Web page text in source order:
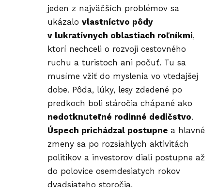
jeden z najväčších problémov sa
ukázalo vlastníctvo pôdy
v lukratívnych oblastiach roľníkmi,
ktorí nechceli o rozvoji cestovného
ruchu a turistoch ani počuť. Tu sa
musíme vžiť do myslenia vo vtedajšej
dobe. Pôda, lúky, lesy zdedené po
predkoch boli stáročia chápané ako
nedotknuteľné rodinné dedičstvo.
Úspech prichádzal postupne a hlavné
zmeny sa po rozsiahlych aktivitách
politikov a investorov diali postupne až
do polovice osemdesiatych rokov
dvadsiateho storočia.